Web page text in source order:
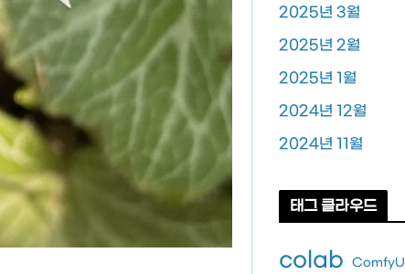
2025년 3월
2025년 2월
2025년 1월
2024년 12월
2024년 11월
태그 클라우드
colab ComfyUI